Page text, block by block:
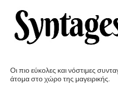
Οι πιο εύκολες και νόστιμες
άτομα στο χώρο της μαγειρικής.